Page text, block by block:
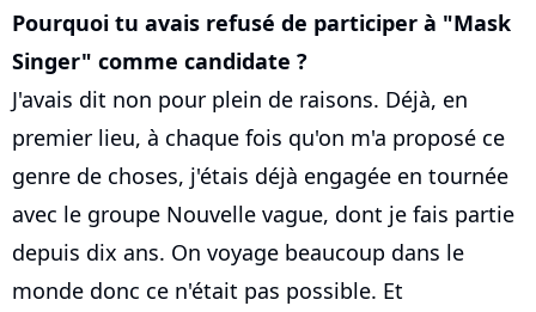
Pourquoi tu avais refusé de participer à "Mask
Singer" comme candidate ?
J'avais dit non pour plein de raisons. Déjà, en
premier lieu, à chaque fois qu'on m'a proposé ce
genre de choses, j'étais déjà engagée en tournée
avec le groupe Nouvelle vague, dont je fais partie
depuis dix ans. On voyage beaucoup dans le
monde donc ce n'était pas possible. Et